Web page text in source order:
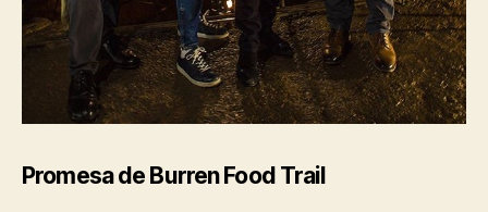
Promesa de Burren Food Trail